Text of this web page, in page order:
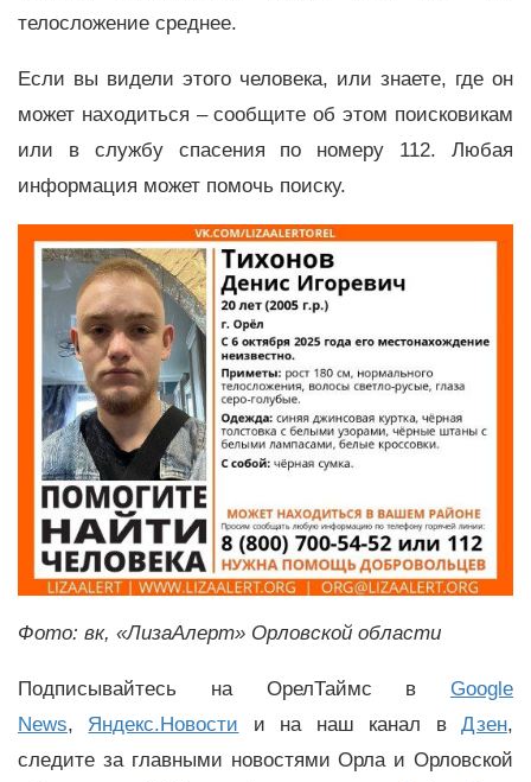
телосложение среднее.
Если вы видели этого человека, или знаете, где он
может находиться – сообщите об этом поисковикам
или в службу спасения по номеру 112. Любая
информация может помочь поиску.
Фото: вк, «ЛизаАлерт» Орловской области
Подписывайтесь на ОрелТаймс в Google
News, Яндекс.Новости и на наш канал вДзен,
следите за главными новостями Орла и Орловской